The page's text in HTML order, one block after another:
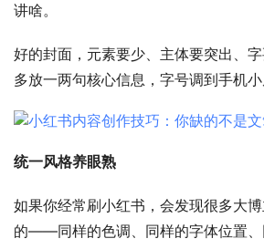
讲啥。
好的封面，元素要少、主体要突出、
多放一两句核心信息，字号调到手机小
统一风格养眼熟
如果你经常刷小红书，会发现很多大
的——同样的色调、同样的字体位置、